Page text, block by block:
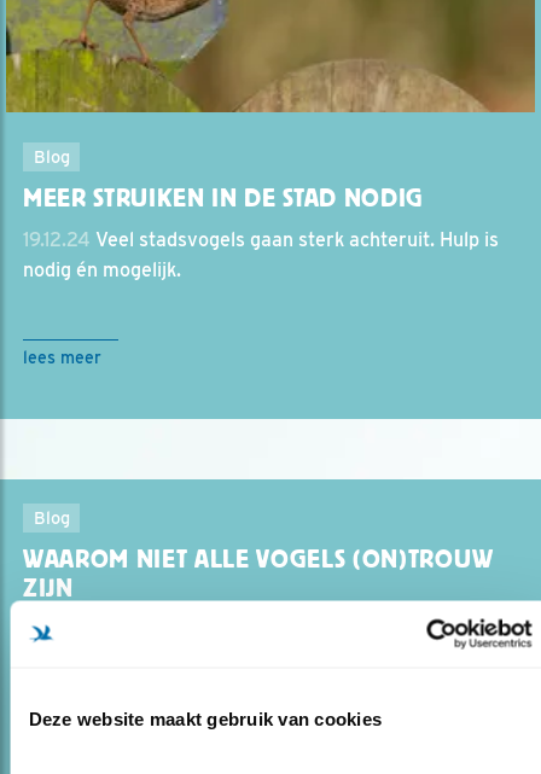
Deze website maakt gebruik van cookies
Blog
MEER STRUIKEN IN DE STAD NODIG
19.12.24 Veel stadsvogels gaan sterk achteruit. Hulp is
nodig én mogelijk.
lees meer
Blog
WAAROM NIET ALLE VOGELS (ON)TROUW
ZIJN
17.10.21
Veel vogelstellen breken op in de herfst, maar